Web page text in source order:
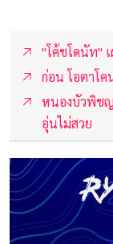
"โค้ชโดนัท"
ก่อน โอตาโ
หนองบัวพิช
อุ่นไม่สวย